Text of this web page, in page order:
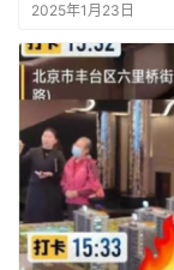
2025年1月23日